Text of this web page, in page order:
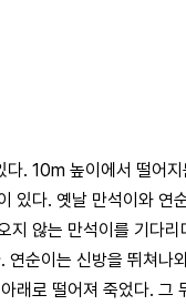
. 10m 높이에서 떨어
있다. 옛날 만석이와 연
지 않는 만석이를 기다
순이는 신방을 뛰쳐나
래로 떨어져 죽었다. 그